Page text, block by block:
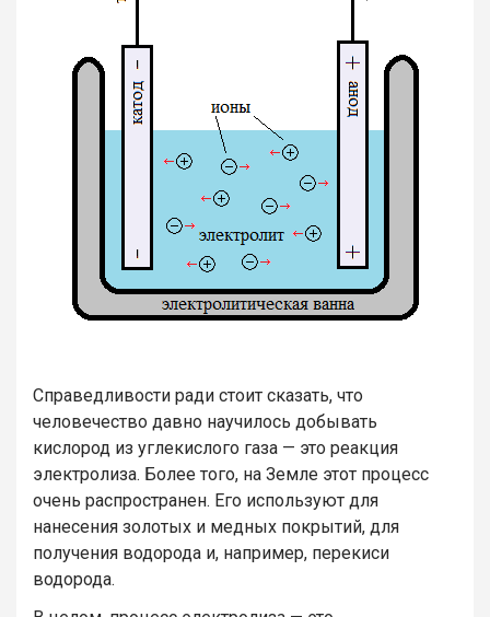
Справедливости ради стоит сказать, что
человечество давно научилось добывать
кислород из углекислого газа — это реакция
электролиза. Более того, на Земле этот процесс
очень распространен. Его используют для
нанесения золотых и медных покрытий, для
получения водорода и, например, перекиси
водорода.